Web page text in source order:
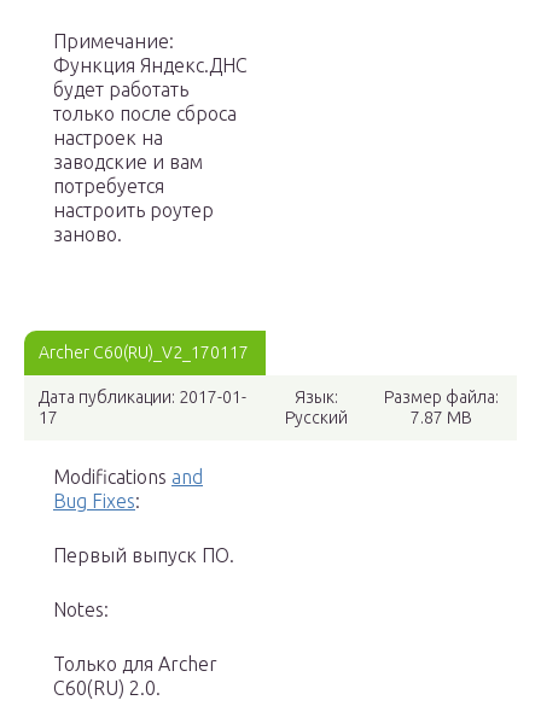
Примечание:
Функция Яндекс.ДНС
будет работать
только после сброса
настроек на
заводские и вам
потребуется
настроить роутер
заново.
Archer C60(RU)_V2_170117
Дата публикации: 2017-01-
17
Язык:
Русский
Размер файла:
7.87 MB
Modifications and
Bug Fixes:
Первый выпуск ПО.
Notes:
Только для Archer
C60(RU) 2.0.